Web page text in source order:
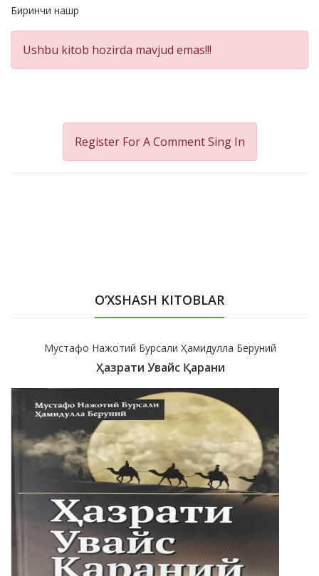
Product
Summery
Биринчи нашр
Ushbu kitob hozirda mavjud emas!!!
Register For A CommentSing In
O‘XSHASH KITOBLAR
Мустафо Нажотий Бурсали Ҳамидулла Беруний
Ҳазрати Увайс Қарани